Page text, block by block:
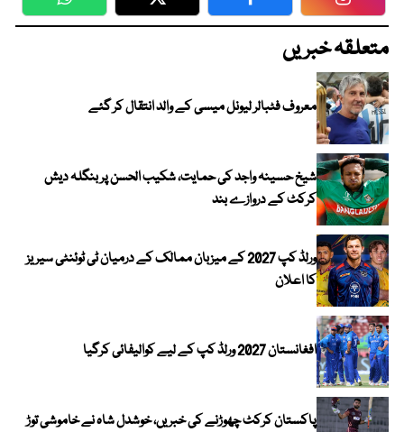
WhatsApp Twitter Facebook
متعلقہ خبریں
معروف فٹبالر لیونل میسی کے والد انتقال کر گئے
شیخ حسینہ واجد کی حمایت، شکیب الحسن پر بنگلہ دیش
کرکٹ کے دروازے بند
ورلڈ کپ 2027 کے میزبان ممالک کے درمیان ٹی ٹوئنٹی سیریز
کا اعلان
افغانستان 2027 ورلڈ کپ کے لیے کوالیفائی کرگیا
پاکستان کرکٹ چھوڑنے کی خبریں، خوشدل شاہ نے خاموشی توڑ